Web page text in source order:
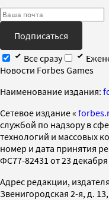
Подписаться
Все сразу
Новости Forbes Games
Наименование издания:
Cетевое издание «
службой по надзору в
технологий и массовых
номер и дата принятия
ФС77-82431 от 23 декабря
Адрес редакции,
Звенигородская 2-я, д.